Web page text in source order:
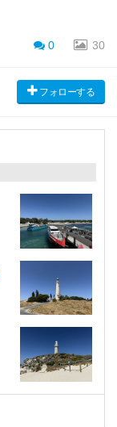
0 30
フォローする